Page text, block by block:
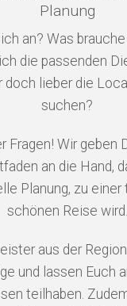
Planung
an? Was
die passenden
doch lieber die
suchen?
Fragen! Wir geben
an die Hand,
Planung, zu
schönen Reise wird.
aus der
und lassen Euch
teilhaben.